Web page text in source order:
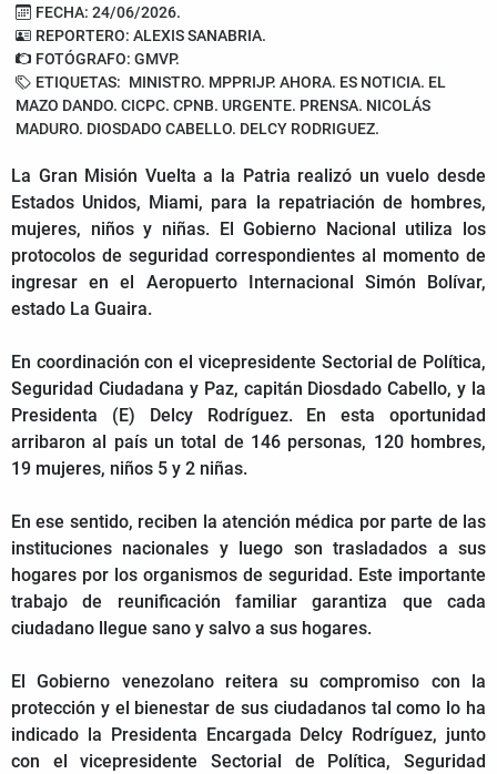
FECHA: 24/06/2026.
REPORTERO: ALEXIS SANABRIA.
FOTÓGRAFO: GMVP.
ETIQUETAS: MINISTRO. MPPRIJP. AHORA. ES NOTICIA. EL
MAZO DANDO. CICPC. CPNB. URGENTE. PRENSA. NICOLÁS
MADURO. DIOSDADO CABELLO. DELCY RODRIGUEZ.
La Gran Misión Vuelta a la Patria realizó un vuelo desde
Estados Unidos, Miami, para la repatriación de hombres,
mujeres, niños y niñas. El Gobierno Nacional utiliza los
protocolos de seguridad correspondientes al momento de
ingresar en el Aeropuerto Internacional Simón Bolívar,
estado La Guaira.
En coordinación con el vicepresidente Sectorial de Política,
Seguridad Ciudadana y Paz, capitán Diosdado Cabello, y la
Presidenta (E) Delcy Rodríguez. En esta oportunidad
arribaron al país un total de 146 personas, 120 hombres,
19 mujeres, niños 5 y 2 niñas.
En ese sentido, reciben la atención médica por parte de las
instituciones nacionales y luego son trasladados a sus
hogares por los organismos de seguridad. Este importante
trabajo de reunificación familiar garantiza que cada
ciudadano llegue sano y salvo a sus hogares.
El Gobierno venezolano reitera su compromiso con la
protección y el bienestar de sus ciudadanos tal como lo ha
indicado la Presidenta Encargada Delcy Rodríguez, junto
con el vicepresidente Sectorial de Política, Seguridad